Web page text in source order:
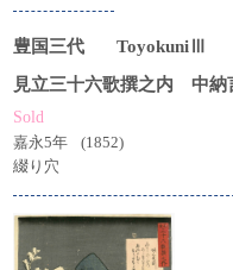
豊国三代
ToyokuniⅢ
見立三十六歌撰之内 中
Sold
嘉永5年
(1852)
綴り穴